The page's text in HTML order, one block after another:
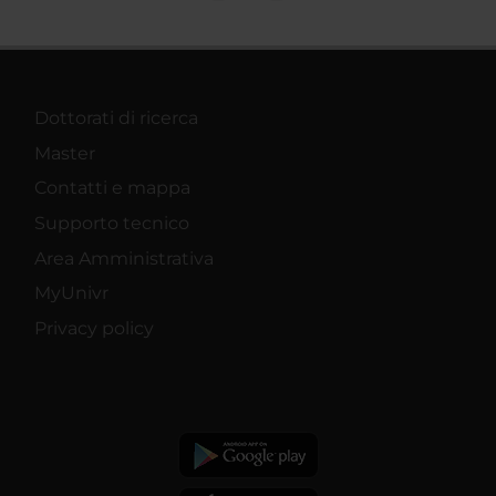
Dottorati di ricerca
Master
Contatti e mappa
Supporto tecnico
Area Amministrativa
MyUnivr
Privacy policy